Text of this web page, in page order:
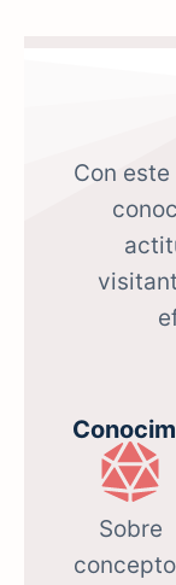
Con
Sobre